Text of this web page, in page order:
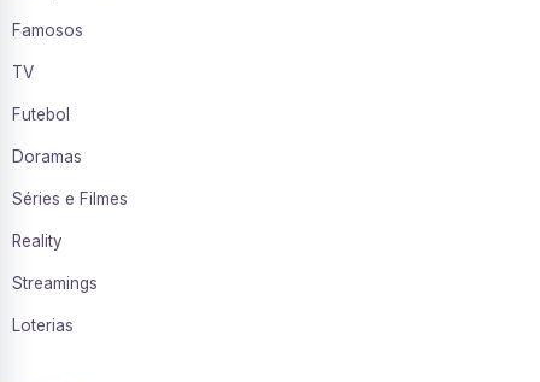
Famosos
TV
Futebol
Doramas
Séries e Filmes
Reality
Streamings
Loterias